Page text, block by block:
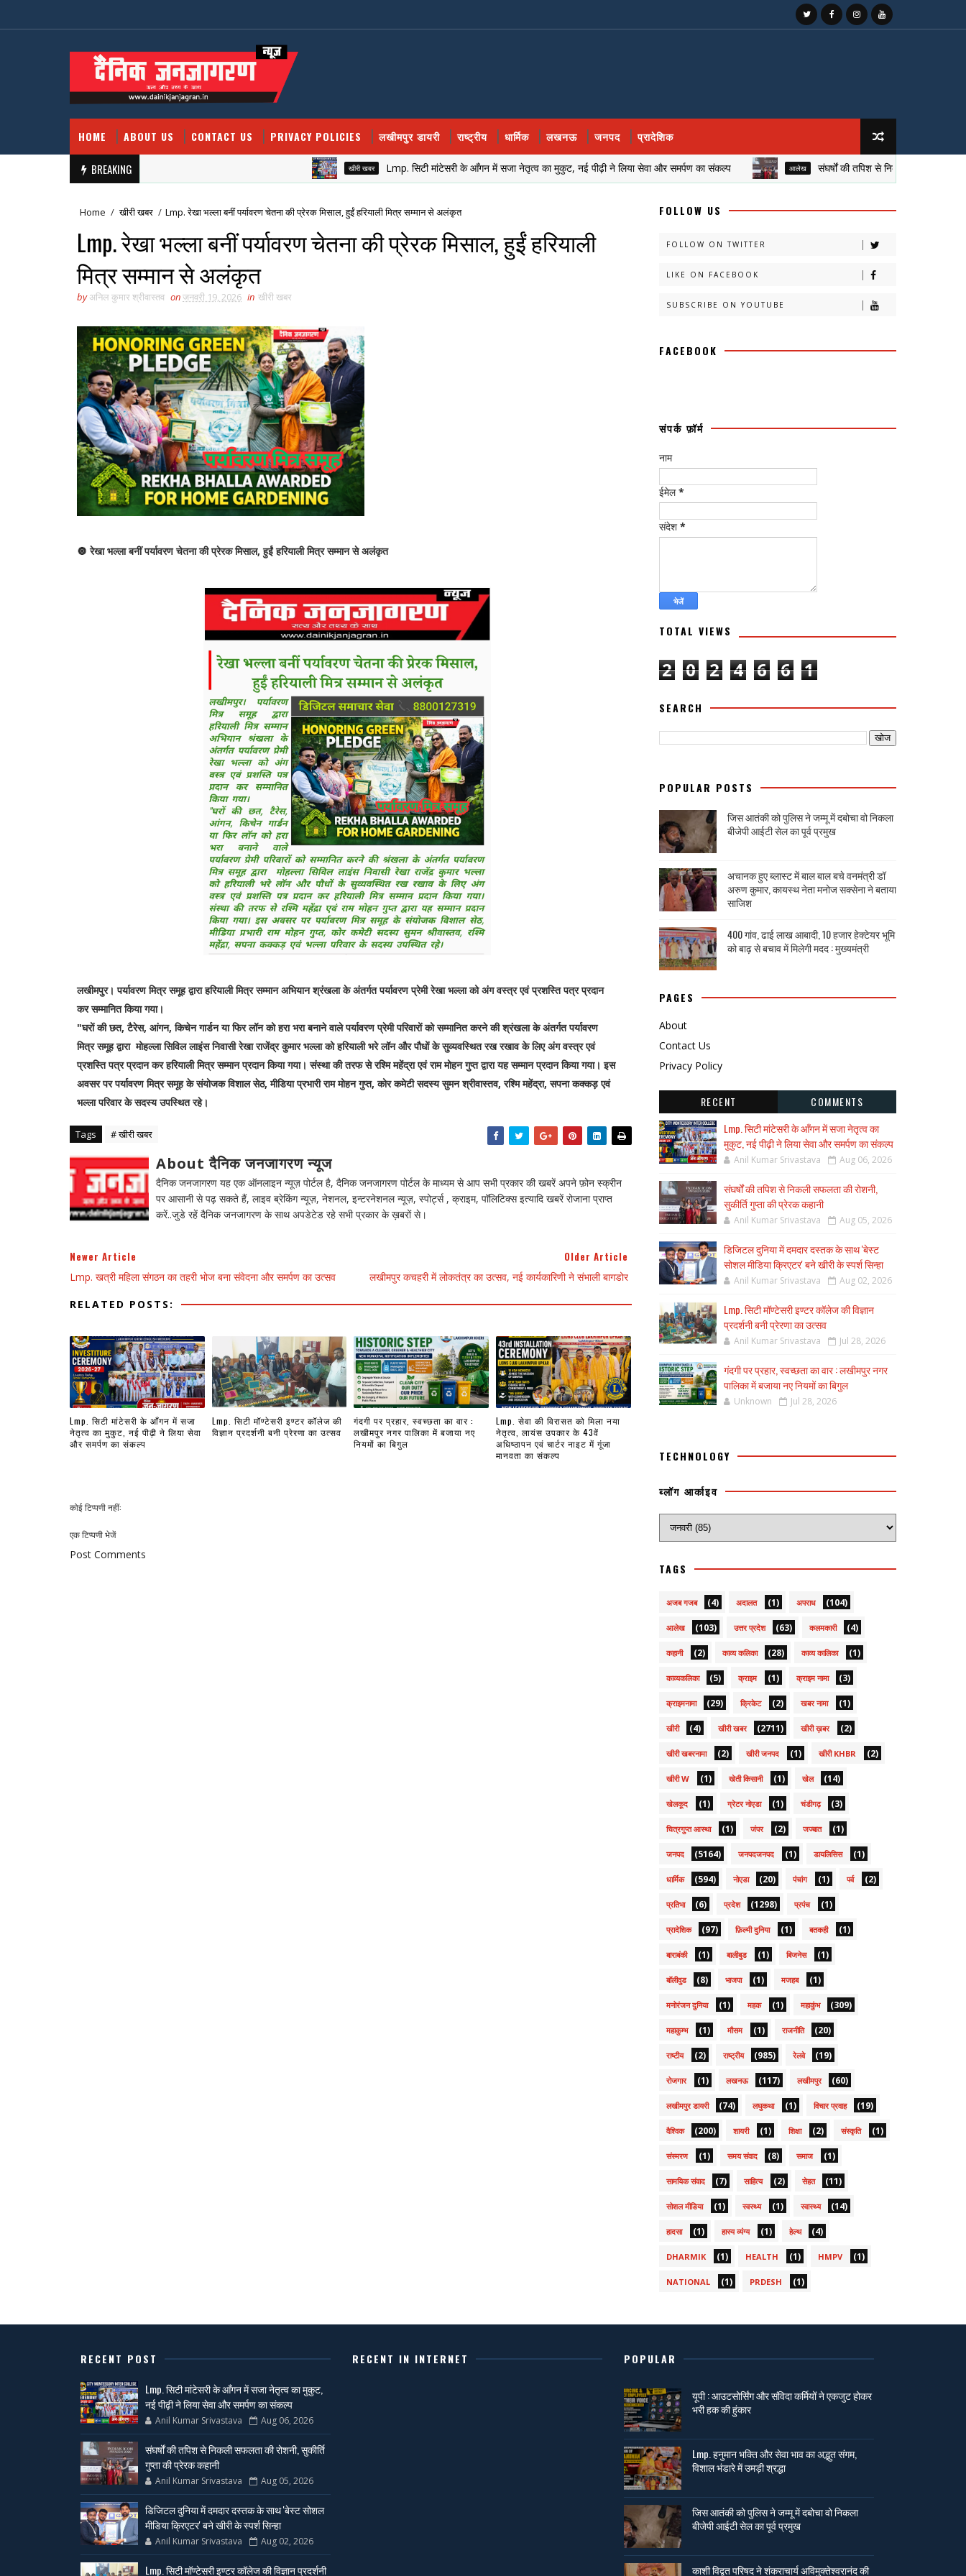
HOME ABOUT US CONTACT US PRIVACY POLICIES लखीमपुर डायरी राष्ट्रीय धार्मिक लखनऊ जनपद प्रादेशिक
BREAKING खीरी खबर Lmp. सिटी मांटेसरी के आँगन में सजा नेतृत्व का मुकुट, नई पीढ़ी ने लिया सेवा और समर्पण का संकल्प आलेख संघर्षों की तपिश से निकली सफलता की रोशनी,
Home / खीरी खबर / Lmp. रेखा भल्ला बनीं पर्यावरण चेतना की प्रेरक मिसाल, हुईं हरियाली मित्र सम्मान से अलंकृत
Lmp. रेखा भल्ला बनीं पर्यावरण चेतना की प्रेरक मिसाल, हुईं हरियाली
मित्र सम्मान से अलंकृत
byअनिल कुमार श्रीवास्तव onजनवरी 19, 2026 in खीरी खबर
🔘 रेखा भल्ला बनीं पर्यावरण चेतना की प्रेरक मिसाल, हुईं हरियाली मित्र सम्मान से अलंकृत
लखीमपुर। पर्यावरण मित्र समूह द्वारा हरियाली मित्र सम्मान अभियान श्रंखला के अंतर्गत पर्यावरण प्रेमी रेखा भल्ला को अंग वस्त्र एवं प्रशस्ति पत्र प्रदान
कर सम्मानित किया गया।
"घरों की छत, टैरेस, आंगन, किचेन गार्डन या फिर लॉन को हरा भरा बनाने वाले पर्यावरण प्रेमी परिवारों को सम्मानित करने की श्रंखला के अंतर्गत पर्यावरण
मित्र समूह द्वारा मोहल्ला सिविल लाइंस निवासी रेखा राजेंद्र कुमार भल्ला को हरियाली भरे लॉन और पौधों के सुव्यवस्थित रख रखाव के लिए अंग वस्त्र एवं
प्रशस्ति पत्र प्रदान कर हरियाली मित्र सम्मान प्रदान किया गया। संस्था की तरफ से रश्मि महेंद्रा एवं राम मोहन गुप्त द्वारा यह सम्मान प्रदान किया गया। इस
अवसर पर पर्यावरण मित्र समूह के संयोजक विशाल सेठ, मीडिया प्रभारी राम मोहन गुप्त, कोर कमेटी सदस्य सुमन श्रीवास्तव, रश्मि महेंद्रा, सपना कक्कड़ एवं
भल्ला परिवार के सदस्य उपस्थित रहे।
Tags # खीरी खबर
About दैनिक जनजागरण न्यूज
दैनिक जनजागरण यह एक ऑनलाइन न्यूज़ पोर्टल है, दैनिक जनजागरण पोर्टल के माध्यम से आप सभी प्रकार की खबरें अपने फ़ोन स्क्रीन
पर आसानी से पढ़ सकते हैं, लाइव ब्रेकिंग न्यूज़, नेशनल, इन्टरनेशनल न्यूज़, स्पोर्ट्स , क्राइम, पॉलिटिक्स इत्यादि खबरें रोजाना प्राप्त
करें..जुडे रहें दैनिक जनजागरण के साथ अपडेटेड रहे सभी प्रकार के ख़बरों से।
Newer Article
Lmp. खत्री महिला संगठन का तहरी भोज बना संवेदना और समर्पण का उत्सव
Older Article
लखीमपुर कचहरी में लोकतंत्र का उत्सव, नई कार्यकारिणी ने संभाली बागडोर
RELATED POSTS:
Lmp. सिटी मांटेसरी के आँगन में सजा
नेतृत्व का मुकुट, नई पीढ़ी ने लिया सेवा
और समर्पण का संकल्प
Lmp. सिटी मॉण्टेसरी इण्टर कॉलेज की
विज्ञान प्रदर्शनी बनी प्रेरणा का उत्सव
गंदगी पर प्रहार, स्वच्छता का वार :
लखीमपुर नगर पालिका में बजाया नए
नियमों का बिगुल
Lmp. सेवा की विरासत को मिला नया
नेतृत्व, लायंस उपकार के 43वें
अधिष्ठापन एवं चार्टर नाइट में गूंजा
मानवता का संकल्प
कोई टिप्पणी नहीं:
एक टिप्पणी भेजें
Post Comments
FOLLOW US
FOLLOW ON TWITTER
LIKE ON FACEBOOK
SUBSCRIBE ON YOUTUBE
FACEBOOK
संपर्क फ़ॉर्म
नाम
ईमेल*
संदेश *
TOTAL VIEWS
2 0 2 4 6 6 1
SEARCH
POPULAR POSTS
जिस आतंकी को पुलिस ने जम्मू में दबोचा वो निकला
बीजेपी आईटी सेल का पूर्व प्रमुख
अचानक हुए ब्लास्ट में बाल बाल बचे वनमंत्री डॉ
अरुण कुमार, कायस्थ नेता मनोज सक्सेना ने बताया
साजिश
400 गांव, ढाई लाख आबादी, 10 हजार हेक्टेयर भूमि
को बाढ़ से बचाव में मिलेगी मदद : मुख्यमंत्री
PAGES
About
Contact Us
Privacy Policy
RECENT
COMMENTS
Lmp. सिटी मांटेसरी के आँगन में सजा नेतृत्व का
मुकुट, नई पीढ़ी ने लिया सेवा और समर्पण का संकल्प
Anil Kumar Srivastava Aug 06, 2026
संघर्षों की तपिश से निकली सफलता की रोशनी,
सुकीर्ति गुप्ता की प्रेरक कहानी
Anil Kumar Srivastava Aug 05, 2026
डिजिटल दुनिया में दमदार दस्तक के साथ 'बेस्ट
सोशल मीडिया क्रिएटर' बने खीरी के स्पर्श सिन्हा
Anil Kumar Srivastava Aug 02, 2026
Lmp. सिटी मॉण्टेसरी इण्टर कॉलेज की विज्ञान
प्रदर्शनी बनी प्रेरणा का उत्सव
Anil Kumar Srivastava Jul 28, 2026
गंदगी पर प्रहार, स्वच्छता का वार : लखीमपुर नगर
पालिका में बजाया नए नियमों का बिगुल
Unknown Jul 28, 2026
TECHNOLOGY
ब्लॉग आर्काइव
TAGS
अजब गजब (4) अदालत (1) अपराध (104)
आलेख (103) उत्तर प्रदेश (63) कलमकारी (4)
कहानी (2) काव्य कलिका (28) काव्य कालिका (1)
काव्यकलिका (5) क्राइम (1) क्राइम नामा (3)
क्राइमनामा (29) क्रिकेट (2) खबर नामा (1)
खीरी (4) खीरी खबर (2711) खीरी ख़बर (2)
खीरी खबरनामा (2) खीरी जनपद (1) खीरी KHBR (2)
खीरी W (1) खेती किसानी (1) खेल (14)
खेलकूद (1) ग्रेटर नोएडा (1) चंडीगढ़ (3)
चित्रगुप्त आस्था (1) जंपर (2) जज्बात (1)
जनपद (5164) जनपदजनपद (1) डायलिसिस (1)
धार्मिक (594) नोएडा (20) पंचांग (1) पर्व (2)
प्रतिभा (6) प्रदेश (1298) प्रपंच (1)
प्रादेशिक (97) फ़िल्मी दुनिया (1) बतकही (1)
बाराबंकी (1) बालीबुड (1) बिजनेस (1)
बॉलीवुड (8) भाजपा (1) मजहब (1)
मनोरंजन दुनिया (1) महक (1) महाकुंभ (309)
महाकुम्भ (1) मौसम (1) राजनीति (20)
राष्टीय (2) राष्ट्रीय (985) रेलवे (19)
रोजगार (1) लखनऊ (117) लखीमपुर (60)
लखीमपुर डायरी (74) लघुकथा (1) विचार प्रवाह (19)
वैश्विक (200) शायरी (1) शिक्षा (2) संस्कृति (1)
संस्मरण (1) समय संवाद (8) समाज (1)
सामयिक संवाद (7) साहित्य (2) सेहत (11)
सोशल मीडिया (1) स्वस्थ्य (1) स्वास्थ्य (14)
हादसा (1) हास्य व्यंग्य (1) हेल्थ (4)
DHARMIK (1) HEALTH (1) HMPV (1)
NATIONAL (1) PRDESH (1)
RECENT POST
Lmp. सिटी मांटेसरी के आँगन में सजा नेतृत्व का मुकुट,
नई पीढ़ी ने लिया सेवा और समर्पण का संकल्प
Anil Kumar Srivastava Aug 06, 2026
संघर्षों की तपिश से निकली सफलता की रोशनी, सुकीर्ति
गुप्ता की प्रेरक कहानी
Anil Kumar Srivastava Aug 05, 2026
डिजिटल दुनिया में दमदार दस्तक के साथ 'बेस्ट सोशल
मीडिया क्रिएटर' बने खीरी के स्पर्श सिन्हा
Anil Kumar Srivastava Aug 02, 2026
Lmp. सिटी मॉण्टेसरी इण्टर कॉलेज की विज्ञान प्रदर्शनी
RECENT IN INTERNET POPULAR
यूपी : आउटसोर्सिंग और संविदा कर्मियों ने एकजुट होकर
भरी हक की हुंकार
Lmp. हनुमान भक्ति और सेवा भाव का अद्भुत संगम,
विशाल भंडारे में उमड़ी श्रद्धा
जिस आतंकी को पुलिस ने जम्मू में दबोचा वो निकला
बीजेपी आईटी सेल का पूर्व प्रमुख
काशी विद्वत परिषद ने शंकराचार्य अविमुक्तेश्वरानंद की